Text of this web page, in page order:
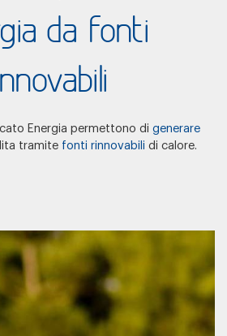
da fonti
Energia permettono di generare
tramite fonti rinnovabili di calore.